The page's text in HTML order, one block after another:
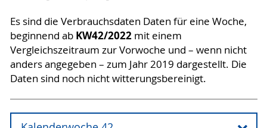
Es sind die Verbrauchsdaten Daten für eine Woche,
beginnend ab KW42/2022mit einem
Vergleichszeitraum zur Vorwoche und – wenn nicht
anders angegeben – zum Jahr 2019 dargestellt. Die
Daten sind noch nicht witterungsbereinigt.